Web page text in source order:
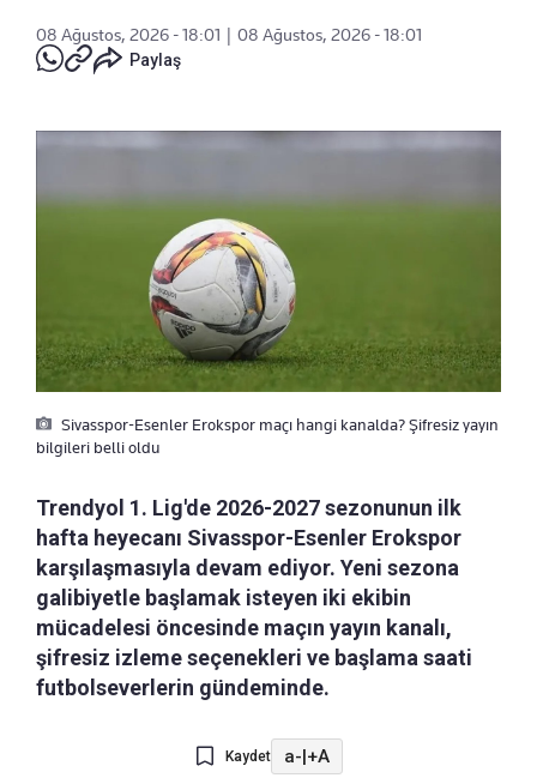
08 Ağustos, 2026 - 18:01
08 Ağustos, 2026 - 18:01
Paylaş
Sivasspor-Esenler Erokspor maçı hangi kanalda? Şifresiz yayın
bilgileri belli oldu
Trendyol 1. Lig'de 2026-2027 sezonunun ilk
hafta heyecanı Sivasspor-Esenler Erokspor
karşılaşmasıyla devam ediyor. Yeni sezona
galibiyetle başlamak isteyen iki ekibin
mücadelesi öncesinde maçın yayın kanalı,
şifresiz izleme seçenekleri ve başlama saati
futbolseverlerin gündeminde.
Kaydet a-|+A